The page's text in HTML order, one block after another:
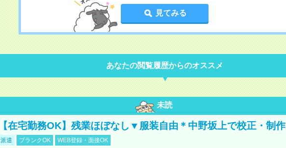
見てみる
あなたの閲覧履歴からのオススメ
未読
【在宅勤務OK】残業ほぼなし▼服装自由＊中野坂上で校正・制作
派遣 ブランクOK WEB登録・面接OK